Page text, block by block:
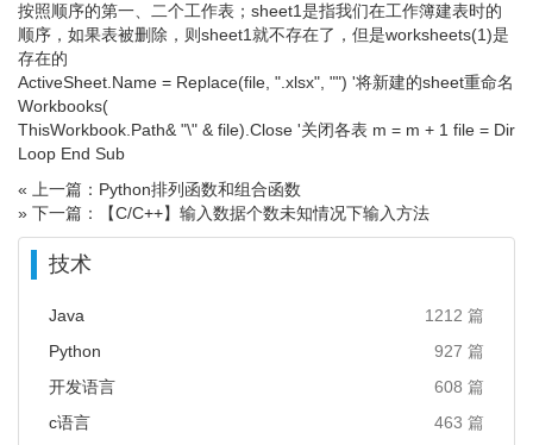
按照顺序的第一、二个工作表；sheet1是指我们在工作簿建表时的
顺序，如果表被删除，则sheet1就不存在了，但是worksheets(1)是
存在的
ActiveSheet.Name = Replace(file, ".xlsx", "") '将新建的sheet重命名
Workbooks(
ThisWorkbook.Path& "\" & file).Close '关闭各表 m = m + 1 file = Dir
Loop End Sub
« 上一篇：Python排列函数和组合函数
» 下一篇：【C/C++】输入数据个数未知情况下输入方法
技术
Java
1212 篇
Python
927 篇
开发语言
608 篇
c语言
463 篇